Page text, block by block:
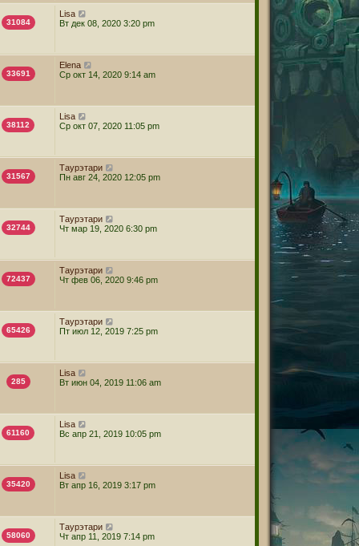
е
н
31084
Lisa
Вт дек 08, 2020 3:20 pm
33691
Elena
Ср окт 14, 2020 9:14 am
38112
Lisa
Ср окт 07, 2020 11:05 pm
31567
Таурэтари
Пн авг 24, 2020 12:05 pm
32744
Таурэтари
Чт мар 19, 2020 6:30 pm
72437
Таурэтари
Чт фев 06, 2020 9:46 pm
65426
Таурэтари
Пт июл 12, 2019 7:25 pm
285
Lisa
Вт июн 04, 2019 11:06 am
61160
Lisa
Вс апр 21, 2019 10:05 pm
35420
Lisa
Вт апр 16, 2019 3:17 pm
58060
Таурэтари
Чт апр 11, 2019 7:14 pm